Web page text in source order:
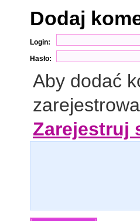
Dodaj
Login:
Hasło:
Aby dodać
Zarejestruj